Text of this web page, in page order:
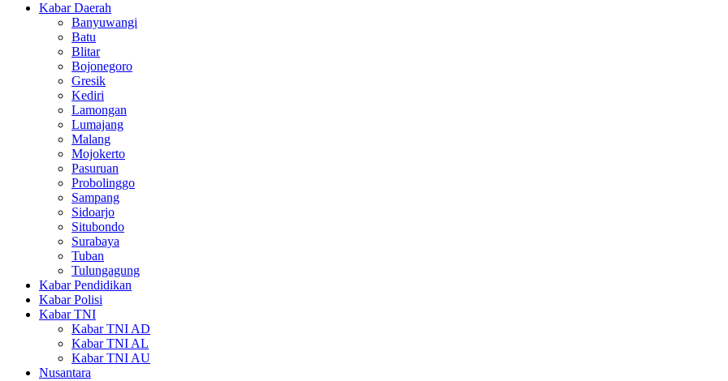
Kabar Daerah
Banyuwangi
Batu
Blitar
Bojonegoro
Gresik
Kediri
Lamongan
Lumajang
Malang
Mojokerto
Pasuruan
Probolinggo
Sampang
Sidoarjo
Situbondo
Surabaya
Tuban
Tulungagung
Kabar Pendidikan
Kabar Polisi
Kabar TNI
Kabar TNI AD
Kabar TNI AL
Kabar TNI AU
Nusantara